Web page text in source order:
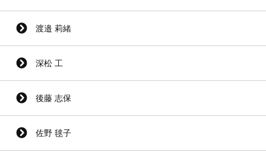
渡邉 莉緒
深松 工
後藤 志保
佐野 毬子